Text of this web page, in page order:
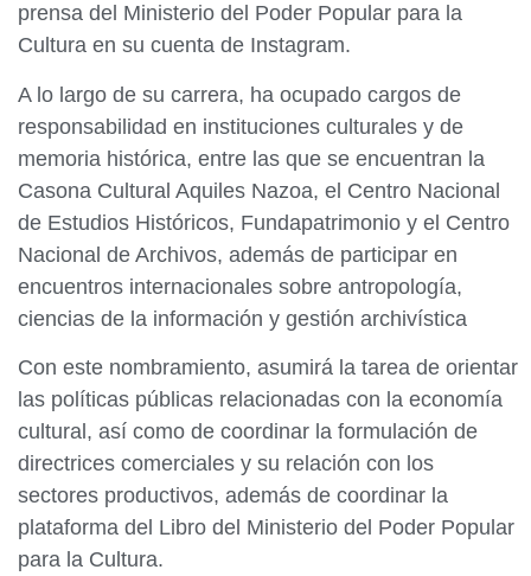
prensa del Ministerio del Poder Popular para la
Cultura en su cuenta de Instagram.
A lo largo de su carrera, ha ocupado cargos de
responsabilidad en instituciones culturales y de
memoria histórica, entre las que se encuentran la
Casona Cultural Aquiles Nazoa, el Centro Nacional
de Estudios Históricos, Fundapatrimonio y el Centro
Nacional de Archivos, además de participar en
encuentros internacionales sobre antropología,
ciencias de la información y gestión archivística
Con este nombramiento, asumirá la tarea de orientar
las políticas públicas relacionadas con la economía
cultural, así como de coordinar la formulación de
directrices comerciales y su relación con los
sectores productivos, además de coordinar la
plataforma del Libro del Ministerio del Poder Popular
para la Cultura.